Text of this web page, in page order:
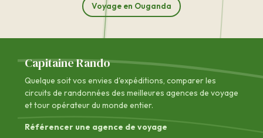
Voyage en Ouganda
Capitaine Rando
Quelque soit vos envies d'expéditions, comparer les
circuits de randonnées des meilleures agences de voyage
et tour opérateur du monde entier.
Référencer une agence de voyage